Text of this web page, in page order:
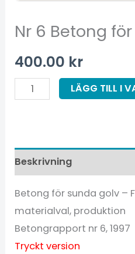
Nr 6 Betong
400.00 kr
LÄGG TILL I
Beskrivning
Betong för sunda golv –
materialval, produktion
Betongrapport nr 6, 1997
Tryckt version